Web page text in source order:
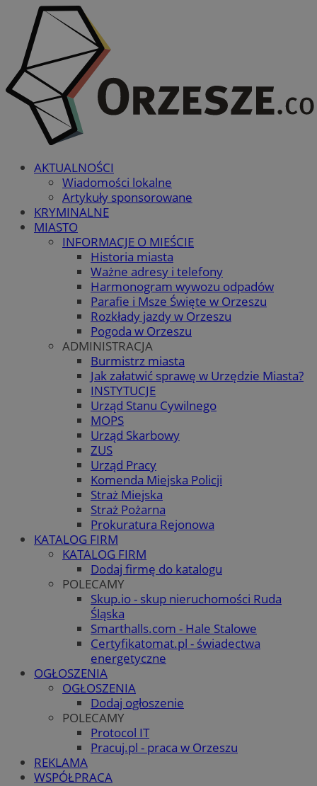
AKTUALNOŚCI
Wiadomości lokalne
Artykuły sponsorowane
KRYMINALNE
MIASTO
INFORMACJE O MIEŚCIE
Historia miasta
Ważne adresy i telefony
Harmonogram wywozu odpadów
Parafie i Msze Święte w Orzeszu
Rozkłady jazdy w Orzeszu
Pogoda w Orzeszu
ADMINISTRACJA
Burmistrz miasta
Jak załatwić sprawę w Urzędzie Miasta?
INSTYTUCJE
Urząd Stanu Cywilnego
MOPS
Urząd Skarbowy
ZUS
Urząd Pracy
Komenda Miejska Policji
Straż Miejska
Straż Pożarna
Prokuratura Rejonowa
KATALOG FIRM
KATALOG FIRM
Dodaj firmę do katalogu
POLECAMY
Skup.io - skup nieruchomości Ruda
Śląska
Smarthalls.com - Hale Stalowe
Certyfikatomat.pl - świadectwa
energetyczne
OGŁOSZENIA
OGŁOSZENIA
Dodaj ogłoszenie
POLECAMY
Protocol IT
Pracuj.pl - praca w Orzeszu
REKLAMA
WSPÓŁPRACA